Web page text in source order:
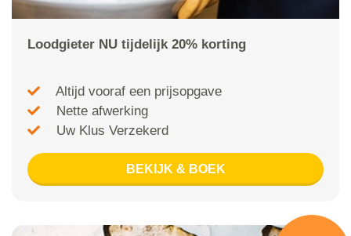
Loodgieter NU tijdelijk 20% korting
Altijd vooraf een prijsopgave
Nette afwerking
Uw Klus Verzekerd
BEKIJK & BOEK